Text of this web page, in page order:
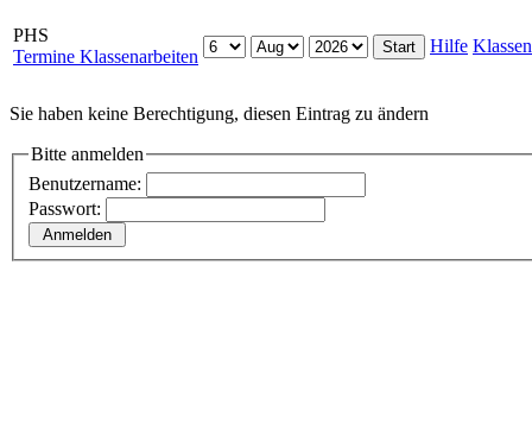
PHS
Termine Klassenarbeiten
Hilfe Klassen
Sie haben keine Berechtigung, diesen Eintrag zu ändern
Bitte anmelden
Benutzername:
Passwort: